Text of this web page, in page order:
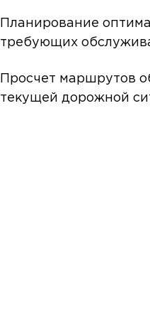
Планирование
требующих
Просчет маршрутов
текущей дорожной